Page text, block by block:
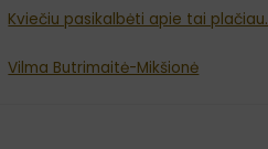
Kviečiu pasikalbėti apie tai plačiau.
Vilma Butrimaitė-Mikšionė